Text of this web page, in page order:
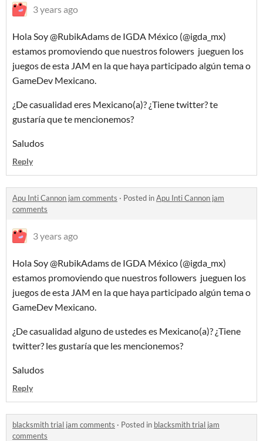
3 years ago
Hola Soy @RubikAdams de IGDA México (@igda_mx)
estamos promoviendo que nuestros folowers jueguen los
juegos de esta JAM en la que haya participado algún tema o
GameDev Mexicano.
¿De casualidad eres Mexicano(a)? ¿Tiene twitter? te
gustaría que te mencionemos?
Saludos
Reply
Apu Inti Cannon jam comments · Posted inApu Inti Cannon jam
comments
3 years ago
Hola Soy @RubikAdams de IGDA México (@igda_mx)
estamos promoviendo que nuestros followers jueguen los
juegos de esta JAM en la que haya participado algún tema o
GameDev Mexicano.
¿De casualidad alguno de ustedes es Mexicano(a)? ¿Tiene
twitter? les gustaría que les mencionemos?
Saludos
Reply
blacksmith trial jam comments · Posted in blacksmith trial jam
comments